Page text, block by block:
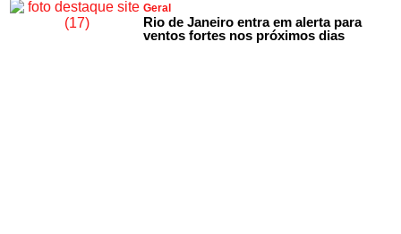
Geral
Rio de Janeiro entra em alerta para
ventos fortes nos próximos dias